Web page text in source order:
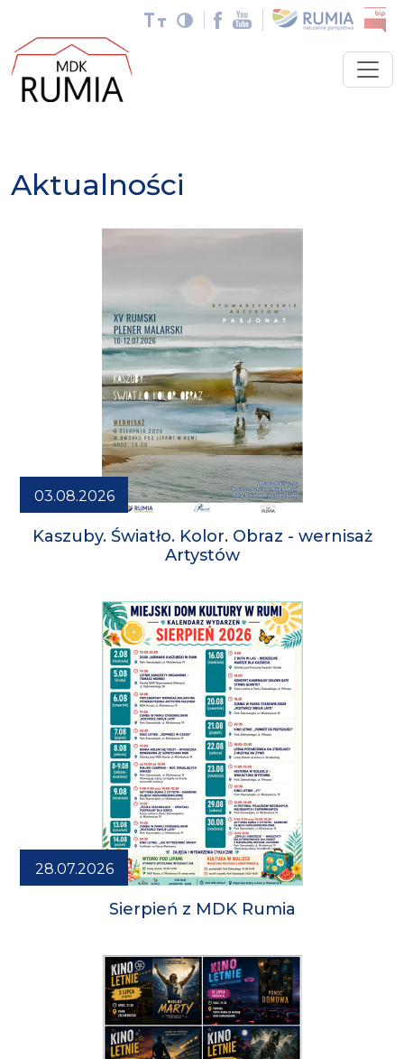
Aktualności
03.08.2026
Kaszuby. Światło. Kolor. Obraz - wernisaż
Artystów
28.07.2026
Sierpień z MDK Rumia